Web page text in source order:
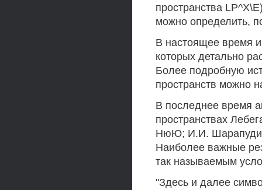
пространства
можно определить,
В настоящее время
которых детально
Более подробную
пространств можно
В последнее время
пространствах
НюЮ; И.И.
Наиболее важные
так называемым
"Здесь и далее